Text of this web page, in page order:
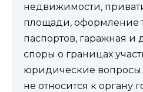
недвижимости,
площади, оформление
паспортов, гаражная и
споры о границах
юридические
не относится к органу